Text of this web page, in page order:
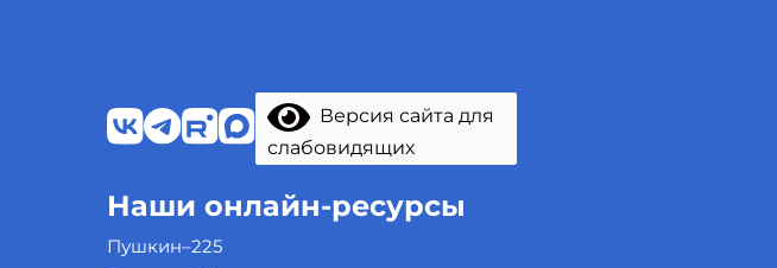
Версия сайта для
слабовидящих
Наши онлайн-ресурсы
Пушкин–225